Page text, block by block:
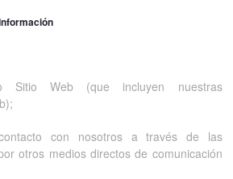
Sitio Web (que incluyen nuestras
con nosotros a través de las
otros medios directos de comunicación